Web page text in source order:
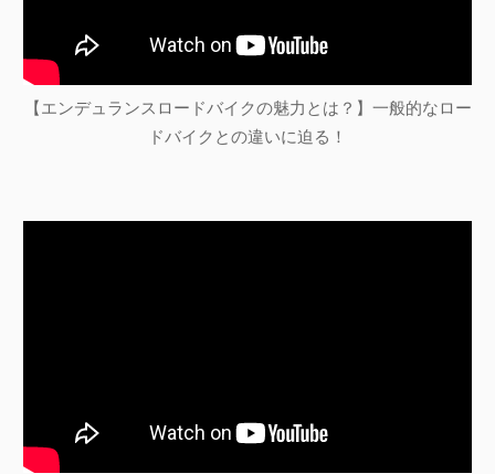
【エンデュランスロードバイクの魅力とは？】一般的なロー
ドバイクとの違いに迫る！